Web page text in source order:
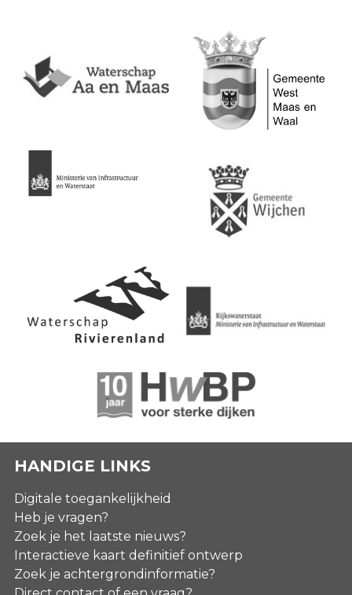
HANDIGE LINKS
Digitale toegankelijkheid
Heb je vragen?
Zoek je het laatste nieuws?
Interactieve kaart definitief ontwerp
Zoek je achtergrondinformatie?